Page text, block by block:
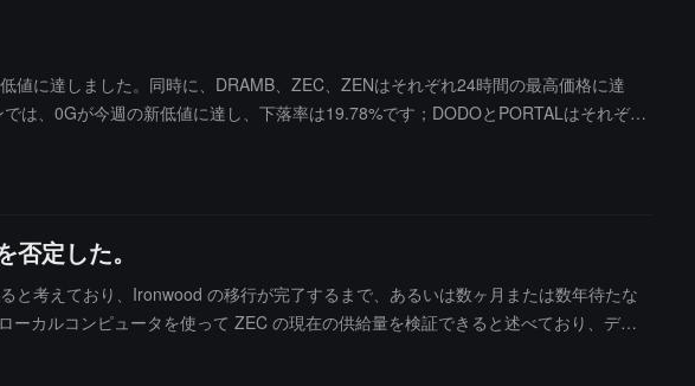
に達しました。同時に、DRAMB、ZEC、ZENはそれぞれ24時間の最高価格に達
は、0Gが今週の新低値に達し、下落率は19.78%です；DODOとPORTALはそれぞれ
定した。
考えており、Ironwood の移行が完了するまで、あるいは数ヶ月または数年待たな
カルコンピュータを使って ZEC の現在の供給量を検証できると述べており、デー